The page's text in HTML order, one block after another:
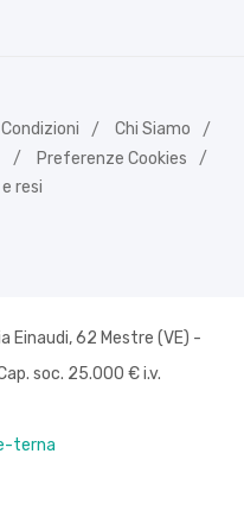
Chi Siamo
Preferenze Cookies
resi
Einaudi, 62 Mestre (VE) -
soc. 25.000 € i.v.
terna